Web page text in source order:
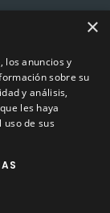
14120 Córdoba
×
los anuncios y
sobre su
y análisis,
les haya
uso de sus